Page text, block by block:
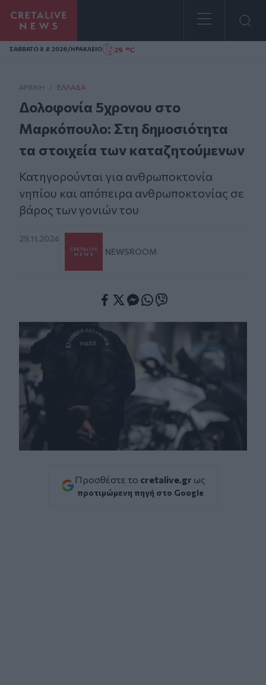
Homepage
ΣAΒΒΑΤΟ 8.8.2026/ΗΡΑΚΛΕΙΟ 29 °C
ΑΡΧΙΚΗ / ΕΛΛΆΔΑ
Δολοφονία 5χρονου στο
Μαρκόπουλο: Στη δημοσιότητα
τα στοιχεία των καταζητούμενων
Κατηγορούνται για ανθρωποκτονία
νηπίου και απόπειρα ανθρωποκτονίας σε
βάρος των γονιών του
29.11.2024
NEWSROOM
Προσθέστε το cretalive.gr ως
προτιμώμενη πηγή στο Google